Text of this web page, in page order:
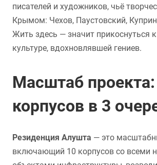
писателей и художников, чьё
Крымом: Чехов, Паустовский,
Жить здесь — значит прикоснуться
культуре, вдохновлявшей гениев.
Масштаб
корпусов в 3
Резиденция Алушта — это
включающий 10 корпусов со всеми